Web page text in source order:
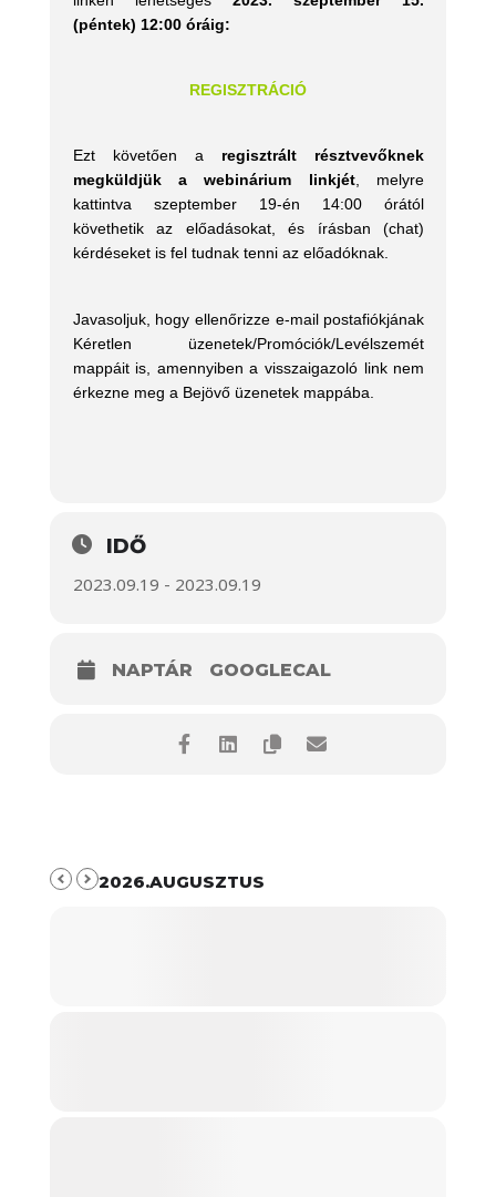
(péntek) 12:00 óráig:
REGISZTRÁCIÓ
Ezt követően a regisztrált résztvevőknek
megküldjük a webinárium linkjét, melyre
kattintva szeptember
19-én 14:00 órától
követhetik az előadásokat, és írásban (chat)
kérdéseket is fel tudnak tenni az előadóknak.
Javasoljuk, hogy ellenőrizze e-mail postafiókjának
Kéretlen üzenetek/Promóciók/Levélszemét
mappáit is, amennyiben a visszaigazoló link nem
érkezne meg a Bejövő üzenetek mappába.
IDŐ
2023.09.19 - 2023.09.19
NAPTÁR GOOGLECAL
2026.AUGUSZTUS